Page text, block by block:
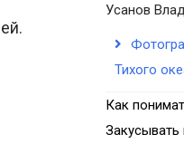
Усанов
Тихого
Как